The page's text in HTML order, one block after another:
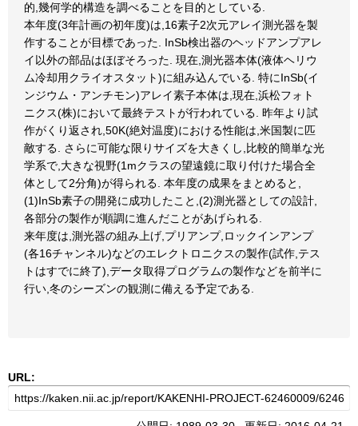
的,幾何学的構造を調べることを目的としている.
本年度(3年計画の初年度)は,16素子2次元アレイ測光器を製
作することが目標であった. InSb検出器のヘッドアンプアレ
イ以外の部品はほぼそろった. 現在,測光器本体(液体ヘリウ
ム冷却用クライオスタット)に組み込んでいる. 特にInSb(イ
ンジウム・アンチモン)アレイ素子本体は,現在,浜松フォト
ニクス(株)において最終テストが行われている. 昨年より試
作がくり返され,50K(絶対温度)における性能は,米国製に匹
敵する. さらに可能な限りサイズを大きくし,比較的簡単な光
学系で,大きな視野(1mクラスの望遠鏡に取り付けた場合全
体として2分角)が得られる. 本年度の成果をまとめると,
(1)InSb素子の開発に成功したこと,(2)測光器としての設計,
各部分の製作が順調に進んだことがあげられる.
来年度は,測光器の組み上げ,プリアンプ,ロックインアンプ
(各16チャンネル)などのエレクトロニクスの製作(試作,テス
トはすでに終了),データ取得プログラムの製作などを前半に
行い,冬のシーズンの観測に備える予定である.
URL: